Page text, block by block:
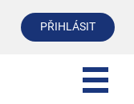
PŘIHLÁSIT